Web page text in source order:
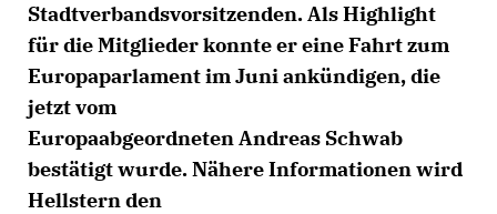
Stadtverbandsvorsitzenden. Als Highlight
für die Mitglieder konnte er eine Fahrt zum
Europaparlament im Juni ankündigen, die
jetzt vom
Europaabgeordneten Andreas Schwab
bestätigt wurde. Nähere Informationen wird
Hellstern den